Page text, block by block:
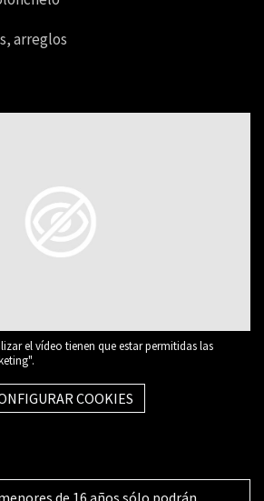
arreglos
el vídeo tienen que estar permitidas las
COOKIES
de 16 años sólo podrán